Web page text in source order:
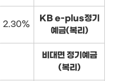
2.30%
KB e-plus정기
예금(복리)
비대면 정기예금
(복리)